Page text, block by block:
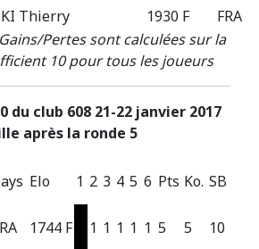
Thierry 1930 F
FRA
Pertes sont calculées sur la
10 pour tous les joueurs
du club 608 21-22 janvier 2017
après la ronde 5
Elo 1 2 3 4 5 6 Pts Ko. SB
1744 F 1 1 1 1 1 5 5 10